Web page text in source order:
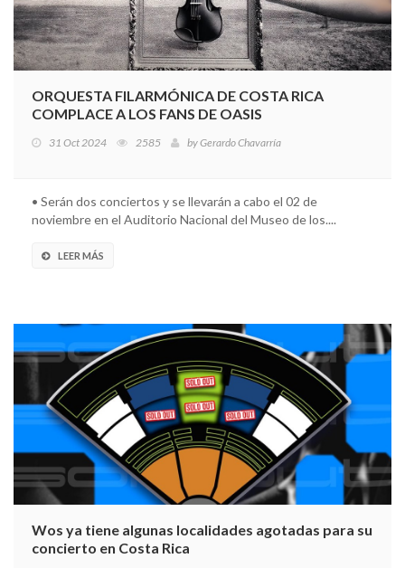
ORQUESTA FILARMÓNICA DE COSTA RICA
COMPLACE A LOS FANS DE OASIS
31 Oct 2024 2585 byGerardo Chavarría
• Serán dos conciertos y se llevarán a cabo el 02 de
noviembre en el Auditorio Nacional del Museo de los....
LEER MÁS
Wos ya tiene algunas localidades agotadas para su
concierto en Costa Rica